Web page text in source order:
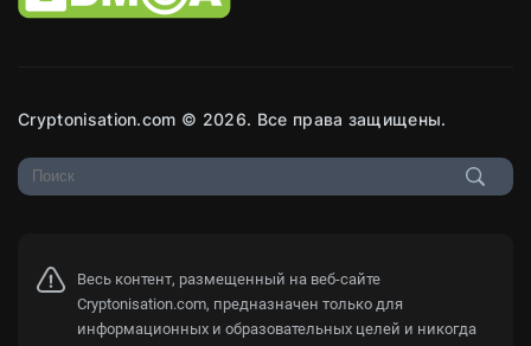
Cryptonisation.com © 2026. Все права защищены.
Весь контент, размещенный на веб-сайте
Cryptonisation.com, предназначен только для
информационных и образовательных целей и никогда